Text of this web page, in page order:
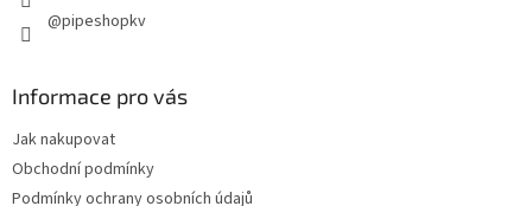
@pipeshopkv
Informace pro vás
Jak nakupovat
Obchodní podmínky
Podmínky ochrany osobních údajů